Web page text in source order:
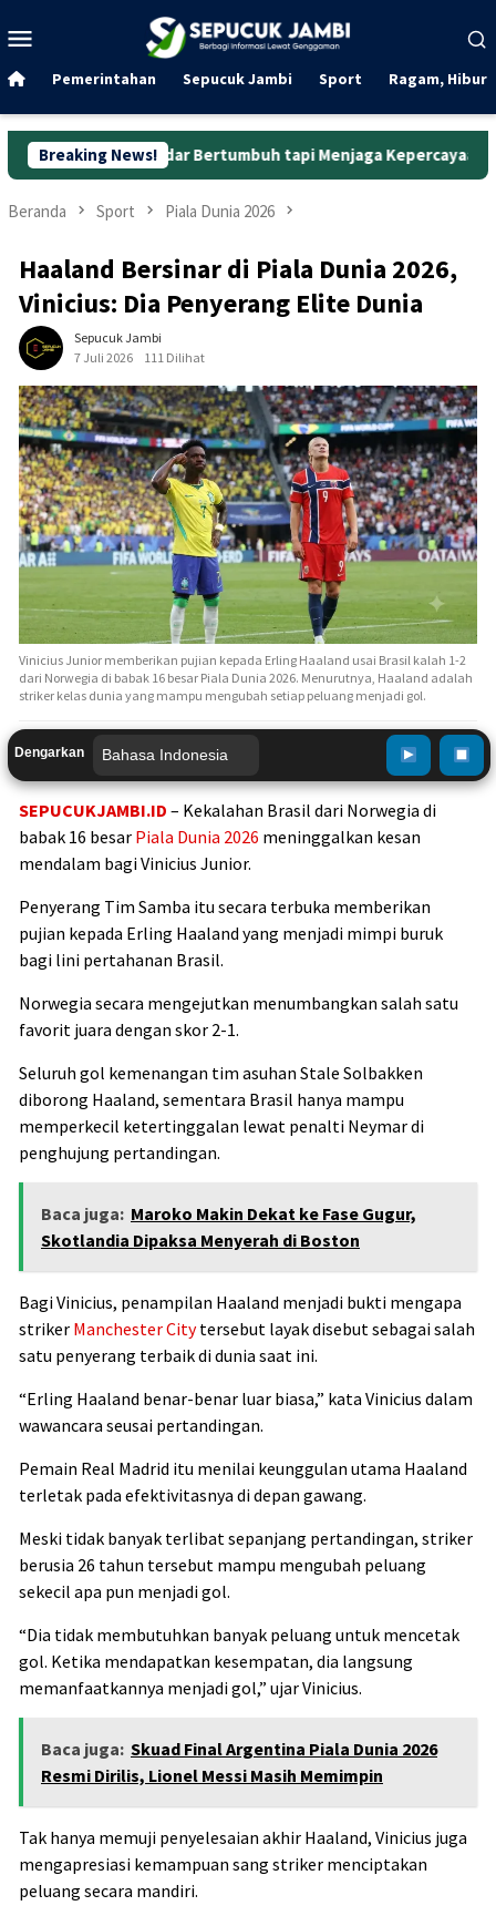
ke
Mobile
Pemerintahan Sepucuk Jambi Sport Ragam,
Breaking News!
Bertumbuh tapi Menjaga Kepercayaan Curanmor
Beranda Sport Piala Dunia 2026
Haaland Bersinar di Piala Dunia 2026,
Vinicius: Dia Penyerang Elite Dunia
Sepucuk Jambi
7 Juli 2026
111 Dilihat
Vinicius Junior memberikan pujian kepada Erling Haaland usai Brasil kalah 1-2
dari Norwegia di babak 16 besar Piala Dunia 2026. Menurutnya, Haaland adalah
striker kelas dunia yang mampu mengubah setiap peluang menjadi gol.
Dengarkan
SEPUCUKJAMBI.ID – Kekalahan Brasil dari Norwegia di
babak 16 besar Piala Dunia 2026 meninggalkan kesan
mendalam bagi Vinicius Junior.
Penyerang Tim Samba itu secara terbuka memberikan
pujian kepada Erling Haaland yang menjadi mimpi buruk
bagi lini pertahanan Brasil.
Norwegia secara mengejutkan menumbangkan salah satu
favorit juara dengan skor 2-1.
Seluruh gol kemenangan tim asuhan Stale Solbakken
diborong Haaland, sementara Brasil hanya mampu
memperkecil ketertinggalan lewat penalti Neymar di
penghujung pertandingan.
Baca juga: Maroko Makin Dekat ke Fase Gugur,
Skotlandia Dipaksa Menyerah di Boston
Bagi Vinicius, penampilan Haaland menjadi bukti mengapa
striker Manchester Citytersebut layak disebut sebagai salah
satu penyerang terbaik di dunia saat ini.
“Erling Haaland benar-benar luar biasa,” kata Vinicius dalam
wawancara seusai pertandingan.
Pemain Real Madrid itu menilai keunggulan utama Haaland
terletak pada efektivitasnya di depan gawang.
Meski tidak banyak terlibat sepanjang pertandingan, striker
berusia 26 tahun tersebut mampu mengubah peluang
sekecil apa pun menjadi gol.
“Dia tidak membutuhkan banyak peluang untuk mencetak
gol. Ketika mendapatkan kesempatan, dia langsung
memanfaatkannya menjadi gol,” ujar Vinicius.
Baca juga: Skuad Final Argentina Piala Dunia 2026
Resmi Dirilis, Lionel Messi Masih Memimpin
Tak hanya memuji penyelesaian akhir Haaland, Vinicius juga
mengapresiasi kemampuan sang striker menciptakan
peluang secara mandiri.